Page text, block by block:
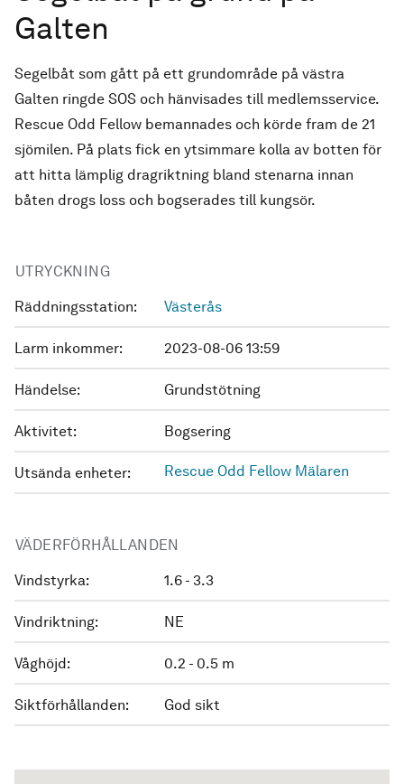
Galten
Segelbåt som gått på ett grundområde på västra
Galten ringde SOS och hänvisades till medlemsservice.
Rescue Odd Fellow bemannades och körde fram de 21
sjömilen. På plats fick en ytsimmare kolla av botten för
att hitta lämplig dragriktning bland stenarna innan
båten drogs loss och bogserades till kungsör.
UTRYCKNING
Räddningsstation: Västerås
Larm inkommer: 2023-08-06 13:59
Händelse: Grundstötning
Aktivitet: Bogsering
Utsända enheter: Rescue Odd Fellow Mälaren
VÄDERFÖRHÅLLANDEN
Vindstyrka: 1.6 - 3.3
Vindriktning: NE
Våghöjd: 0.2 - 0.5 m
Siktförhållanden: God sikt